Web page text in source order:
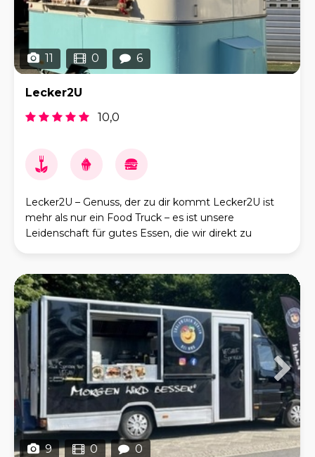
11 0 6
Lecker2U
10,0
Lecker2U – Genuss, der zu dir kommt Lecker2U ist
mehr als nur ein Food Truck – es ist unsere
Leidenschaft für gutes Essen, die wir direkt zu
9 0 0